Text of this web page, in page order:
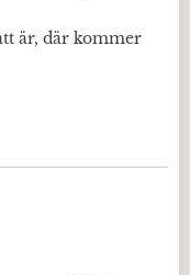
är, där kommer